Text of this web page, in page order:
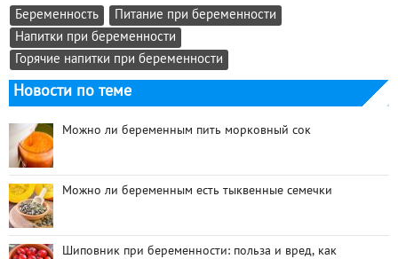
Беременность
Питание при беременности
Напитки при беременности
Горячие напитки при беременности
Новости по теме
Можно ли беременным пить морковный сок
Можно ли беременным есть тыквенные семечки
Шиповник при беременности: польза и вред, как